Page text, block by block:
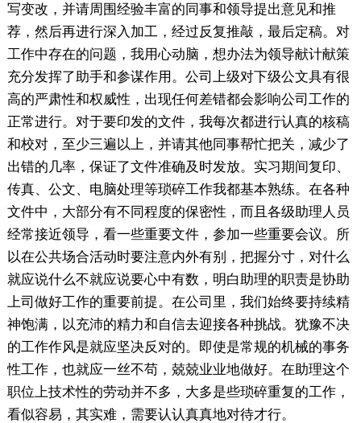
写变改，并请周围经验丰富的同事和领导提出意见和推
荐，然后再进行深入加工，经过反复推敲，最后定稿。对
工作中存在的问题，我用心动脑，想办法为领导献计献策
充分发挥了助手和参谋作用。公司上级对下级公文具有很
高的严肃性和权威性，出现任何差错都会影响公司工作的
正常进行。对于要印发的文件，我每次都进行认真的核稿
和校对，至少三遍以上，并请其他同事帮忙把关，减少了
出错的几率，保证了文件准确及时发放。实习期间复印、
传真、公文、电脑处理等琐碎工作我都基本熟练。在各种
文件中，大部分有不同程度的保密性，而且各级助理人员
经常接近领导，看一些重要文件，参加一些重要会议。所
以在公共场合活动时要注意内外有别，把握分寸，对什么
就应说什么不就应说要心中有数，明白助理的职责是协助
上司做好工作的重要前提。在公司里，我们始终要持续精
神饱满，以充沛的精力和自信去迎接各种挑战。犹豫不决
的工作作风是就应坚决反对的。即使是常规的机械的事务
性工作，也就应一丝不苟，兢兢业业地做好。在助理这个
职位上技术性的劳动并不多，大多是些琐碎重复的工作，
看似容易，其实难，需要认认真真地对待才行。